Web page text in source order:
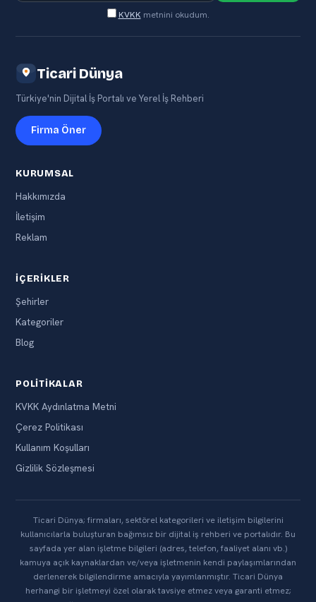
KVKK metnini okudum.
Ticari Dünya
Türkiye'nin Dijital İş Portalı ve Yerel İş Rehberi
Firma Öner
KURUMSAL
Hakkımızda
İletişim
Reklam
İÇERIKLER
Şehirler
Kategoriler
Blog
POLITIKALAR
KVKK Aydınlatma Metni
Çerez Politikası
Kullanım Koşulları
Gizlilik Sözleşmesi
Ticari Dünya; firmaları, sektörel kategorileri ve iletişim bilgilerini
kullanıcılarla buluşturan bağımsız bir dijital iş rehberi ve portalıdır. Bu
sayfada yer alan işletme bilgileri (adres, telefon, faaliyet alanı vb.)
kamuya açık kaynaklardan ve/veya işletmenin kendi paylaşımlarından
derlenerek bilgilendirme amacıyla yayımlanmıştır. Ticari Dünya
herhangi bir işletmeyi özel olarak tavsiye etmez veya garanti etmez;